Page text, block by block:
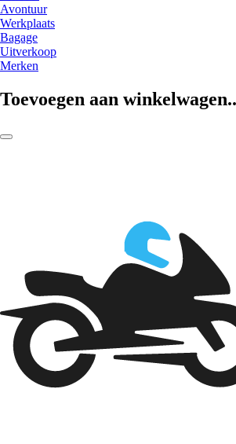
Avontuur
Werkplaats
Bagage
Uitverkoop
Merken
Toevoegen aan